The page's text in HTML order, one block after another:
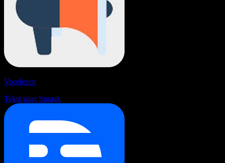
Voorlezen
Tekst naar Spraak